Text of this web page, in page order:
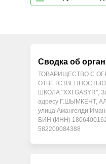
Сводка об
ТОВАРИЩЕСТВО С
ШКОЛА "XXI GASYR", Зарегистрирован(а) по
адресу Г.ШЫМКЕНТ,
улица Амангелди Иманов,
БИН (ИНН) 180640016210,
582200084388